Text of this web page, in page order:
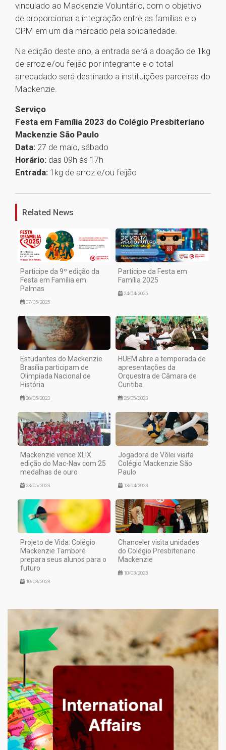
vinculado ao Mackenzie Voluntário, com o objetivo
de proporcionar a integração entre as famílias e o
CPM em um dia marcado pela solidariedade.
Na edição deste ano, a entrada será a doação de 1kg
de arroz e/ou feijão por integrante e o total
arrecadado será destinado a instituições parceiras do
Mackenzie.
Serviço
Festa em Família 2023 do Colégio Presbiteriano
Mackenzie São Paulo
Data: 27 de maio, sábado
Horário: das 09h às 17h
Entrada: 1kg de arroz e/ou feijão
1
Related News
Participe da 9º edição da
Festa em Família em
Palmas
07/05/2025
Participe da Festa em
Família 2025
24/04/2025
Estudantes do Mackenzie
Brasília participam de
Olimpíada Nacional de
História
26/05/2023
HUEM abre a temporada de
apresentações da
Orquestra de Câmara de
Curitiba
25/05/2023
Mackenzie vence XLIX
edição do Mac-Nav com 25
medalhas de ouro
23/05/2023
Jogadora de Vôlei visita
Colégio Mackenzie São
Paulo
13/04/2023
Projeto de Vida: Colégio
Mackenzie Tamboré
prepara seus alunos para o
futuro
10/03/2023
Chanceler visita unidades
do Colégio Presbiteriano
Mackenzie
10/03/2023